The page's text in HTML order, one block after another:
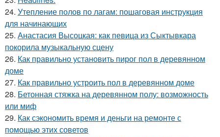
24. Утепление полов по лагам: пошаговая инструкция
для начинающих
25. Анастасия Высоцкая: как певица из Сыктывкара
покорила музыкальную сцену
26. Как правильно установить пирог пол в деревянном
доме
27. Как правильно устроить пол в деревянном доме
28. Бетонная стяжка на деревянном полу: возможность
или миф
29. Как сэкономить время и деньги на ремонте с
помощью этих советов